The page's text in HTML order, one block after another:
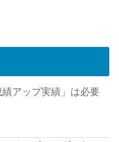
アップ実績」は必要